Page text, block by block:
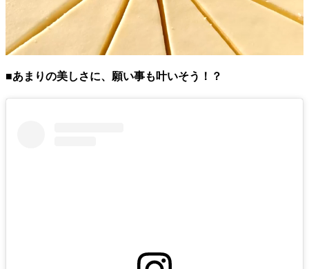
■あまりの美しさに、願い事も叶いそう！？